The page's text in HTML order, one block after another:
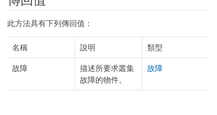
此方法具有下列傳回值：
名稱 說明 類型
故障
描述所要求叢集
故障的物件。
故障